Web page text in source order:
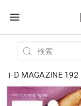
i-D MAGAZINE 192